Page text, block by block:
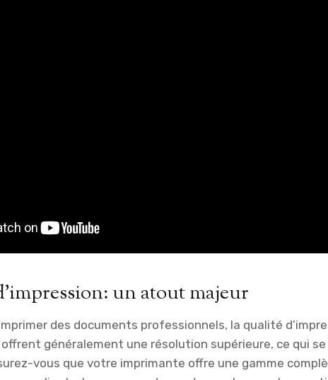
un atout majeur
des documents professionnels, la qualité
généralement une résolution supérieure, ce qui
vous que votre imprimante offre une gamme